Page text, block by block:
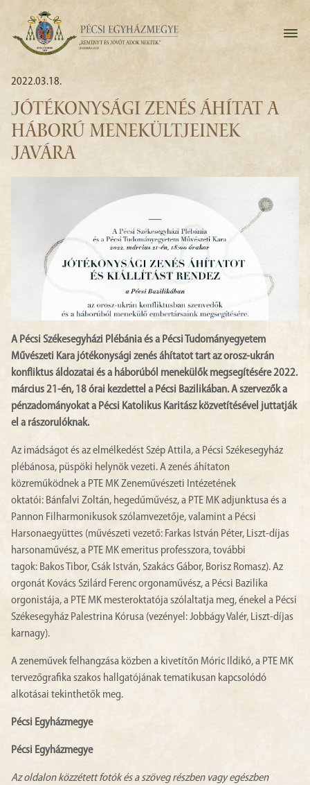
2022.03.18.
JÓTÉKONYSÁGI ZENÉS ÁHÍTAT A
HÁBORÚ MENEKÜLTJEINEK
JAVÁRA
A Pécsi Székesegyházi Plébánia és a Pécsi Tudományegyetem
Művészeti Kara jótékonysági zenés áhítatot tart az orosz-ukrán
konfliktus áldozatai és a háborúból menekülők megsegítésére 2022.
március 21-én, 18 órai kezdettel a Pécsi Bazilikában. A szervezők a
pénzadományokat a Pécsi Katolikus Karitász közvetítésével juttatják
el a rászorulóknak.
Az imádságot és az elmélkedést Szép Attila, a Pécsi Székesegyház
plébánosa, püspöki helynök vezeti. A zenés áhítaton
közreműködnek a PTE MK Zeneművészeti Intézetének
oktatói: Bánfalvi Zoltán, hegedűművész, a PTE MK adjunktusa és a
Pannon Filharmonikusok szólamvezetője, valamint a Pécsi
Harsonaegyüttes (művészeti vezető: Farkas István Péter, Liszt-díjas
harsonaművész, a PTE MK emeritus professzora, további
tagok: Bakos Tibor, Csák István, Szakács Gábor, Borisz Romasz). Az
orgonát Kovács Szilárd Ferenc orgonaművész, a Pécsi Bazilika
orgonistája, a PTE MK mesteroktatója szólaltatja meg, énekel a Pécsi
Székesegyház Palestrina Kórusa (vezényel: Jobbágy Valér, Liszt-díjas
karnagy).
A zeneművek felhangzása közben a kivetítőn Móric Ildikó, a PTE MK
tervezőgrafika szakos hallgatójának tematikusan kapcsolódó
alkotásai tekinthetők meg.
Pécsi Egyházmegye
Pécsi Egyházmegye
Az oldalon közzétett fotók és a szöveg részben vagy egészben